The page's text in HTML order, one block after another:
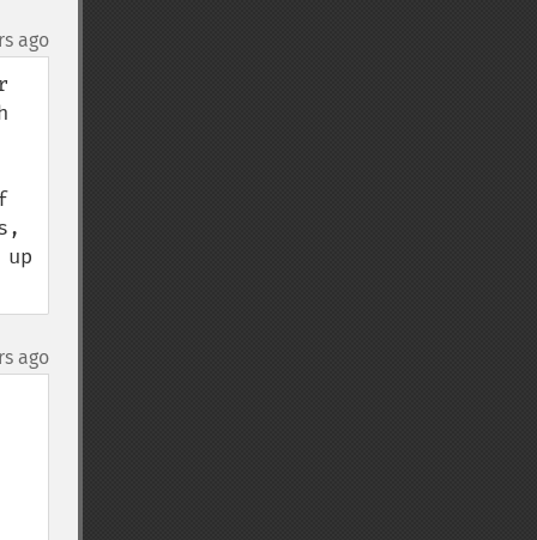
ago
ago